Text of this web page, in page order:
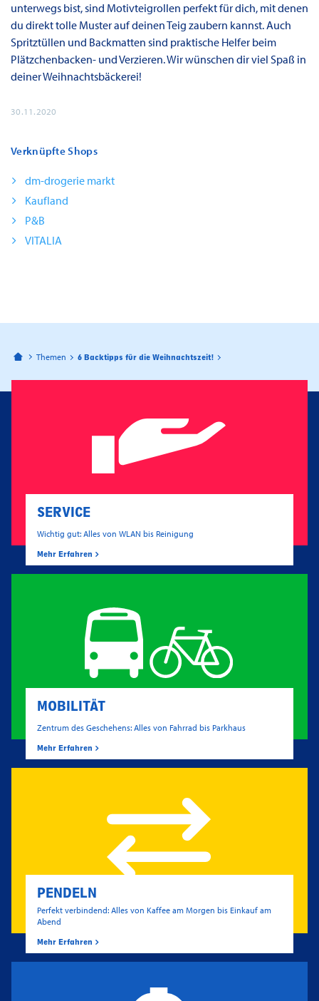
unterwegs bist, sind Motivteigrollen perfekt für dich, mit denen
du direkt tolle Muster auf deinen Teig zaubern kannst. Auch
Spritztüllen und Backmatten sind praktische Helfer beim
Plätzchenbacken- und Verzieren. Wir wünschen dir viel Spaß in
deiner Weihnachtsbäckerei!
30.11.2020
Verknüpfte Shops
dm-drogerie markt
Kaufland
P&B
VITALIA
Bahnhofspassagen Potsdam
Themen 6 Backtipps für die Weihnachtszeit!
SERVICE
Wichtig gut: Alles von WLAN bis Reinigung
Mehr Erfahren
MOBILITÄT
Zentrum des Geschehens: Alles von Fahrrad bis Parkhaus
Mehr Erfahren
PENDELN
Perfekt verbindend: Alles von Kaffee am Morgen bis Einkauf am
Abend
Mehr Erfahren